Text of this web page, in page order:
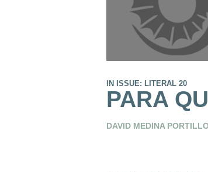
IN ISSUE: LITERAL 20
PARA
DAVID MEDINA